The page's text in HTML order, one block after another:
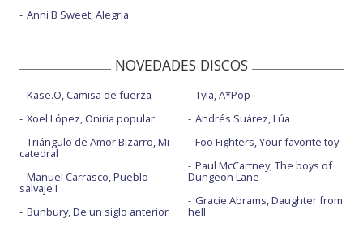
Anni B Sweet, Alegría
NOVEDADES DISCOS
Kase.O, Camisa de fuerza
Xoel López, Oniria popular
Triángulo de Amor Bizarro, Mi
catedral
Manuel Carrasco, Pueblo
salvaje I
Bunbury, De un siglo anterior
Tyla, A*Pop
Andrés Suárez, Lúa
Foo Fighters, Your favorite toy
Paul McCartney, The boys of
Dungeon Lane
Gracie Abrams, Daughter from
hell